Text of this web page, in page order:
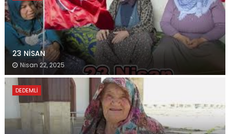
23 NİSAN
Nisan 22, 2025
DEDEMLI